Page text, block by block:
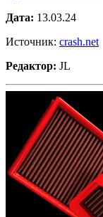
Дата: 13.03.24
Источник: crash.net
Редактор: JL